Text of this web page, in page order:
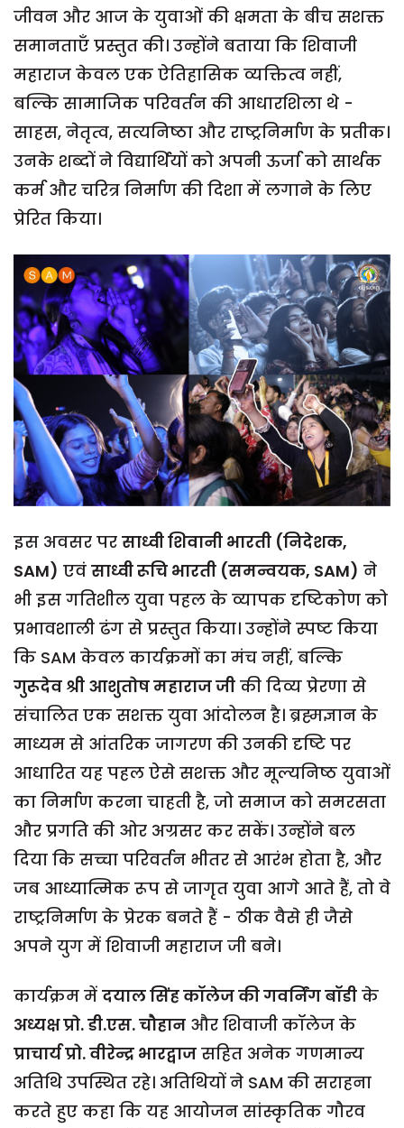
जीवन और आज के युवाओं की क्षमता के बीच सशक्त
समानताएँ प्रस्तुत की। उन्होंने बताया कि शिवाजी
महाराज केवल एक ऐतिहासिक व्यक्तित्व नहीं,
बल्कि सामाजिक परिवर्तन की आधारशिला थे -
साहस, नेतृत्व, सत्यनिष्ठा और राष्ट्रनिर्माण के प्रतीक।
उनके शब्दों ने विद्यार्थियों को अपनी ऊर्जा को सार्थक
कर्म और चरित्र निर्माण की दिशा में लगाने के लिए
प्रेरित किया।
इस अवसर पर साध्वी शिवानी भारती (निदेशक,
SAM) एवं साध्वी रूचि भारती (समन्वयक, SAM) ने
भी इस गतिशील युवा पहल के व्यापक दृष्टिकोण को
प्रभावशाली ढंग से प्रस्तुत किया। उन्होंने स्पष्ट किया
कि SAM केवल कार्यक्रमों का मंच नहीं, बल्कि
गुरूदेव श्री आशुतोष महाराज जी की दिव्य प्रेरणा से
संचालित एक सशक्त युवा आंदोलन है। ब्रह्मज्ञान के
माध्यम से आंतरिक जागरण की उनकी दृष्टि पर
आधारित यह पहल ऐसे सशक्त और मूल्यनिष्ठ युवाओं
का निर्माण करना चाहती है, जो समाज को समरसता
और प्रगति की ओर अग्रसर कर सकें। उन्होंने बल
दिया कि सच्चा परिवर्तन भीतर से आरंभ होता है, और
जब आध्यात्मिक रूप से जागृत युवा आगे आते हैं, तो वे
राष्ट्रनिर्माण के प्रेरक बनते हैं - ठीक वैसे ही जैसे
अपने युग में शिवाजी महाराज जी बने।
कार्यक्रम में दयाल सिंह कॉलेज की गवर्निंग बॉडी के
अध्यक्ष प्रो. डी.एस. चौहान और शिवाजी कॉलेज के
प्राचार्य प्रो. वीरेन्द्र भारद्वाज सहित अनेक गणमान्य
अतिथि उपस्थित रहे। अतिथियों ने SAM की सराहना
करते हुए कहा कि यह आयोजन सांस्कृतिक गौरव